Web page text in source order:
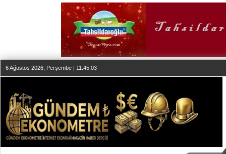
6 Ağustos 2026, Perşembe | 11:45:03